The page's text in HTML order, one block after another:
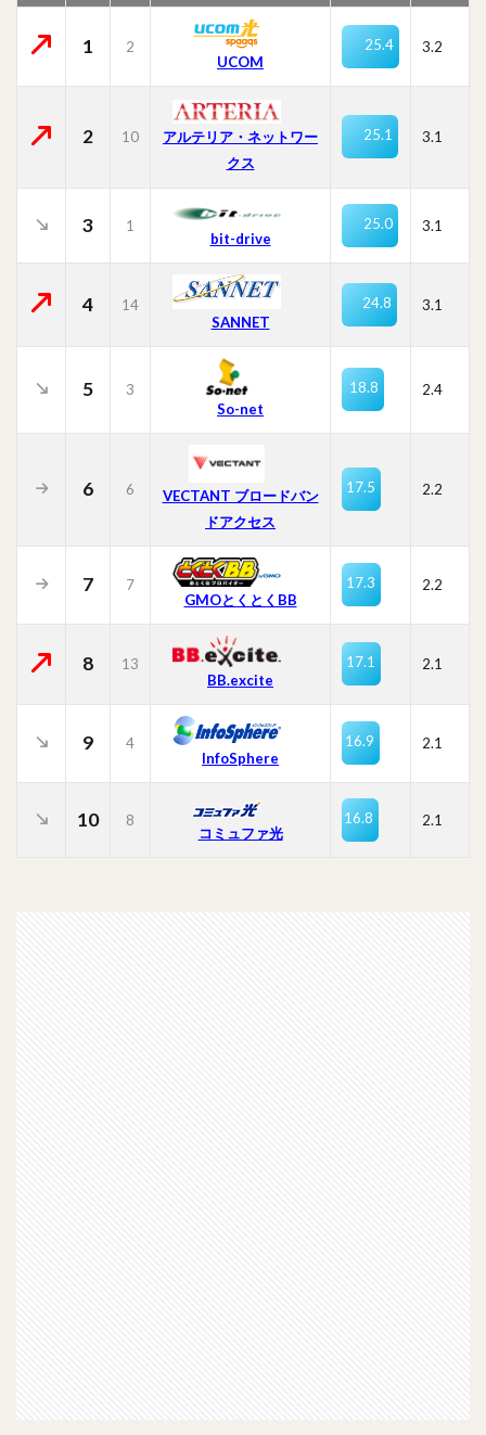
1
2
UCOM
25.4 3.2
2 10
アルテリア・ネットワー
クス
25.1 3.1
3 1
bit-drive
25.0 3.1
4
14
SANNET
24.8 3.1
5
3
So-net
18.8 2.4
6 6
VECTANT ブロードバン
ドアクセス
17.5 2.2
7
7
GMOとくとくBB
17.3 2.2
8
13
BB.excite
17.1 2.1
9
4
InfoSphere
16.9 2.1
10 8
コミュファ光
16.8 2.1